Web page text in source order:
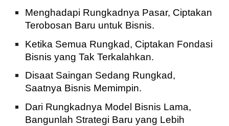
Menghadapi Rungkadnya Pasar, Ciptakan
Terobosan Baru untuk Bisnis.
Ketika Semua Rungkad, Ciptakan Fondasi
Bisnis yang Tak Terkalahkan.
Disaat Saingan Sedang Rungkad,
Saatnya Bisnis Memimpin.
Dari Rungkadnya Model Bisnis Lama,
Bangunlah Strategi Baru yang Lebih